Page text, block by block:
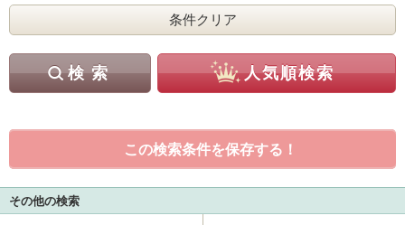
この検索条件を保存する！
その他の検索